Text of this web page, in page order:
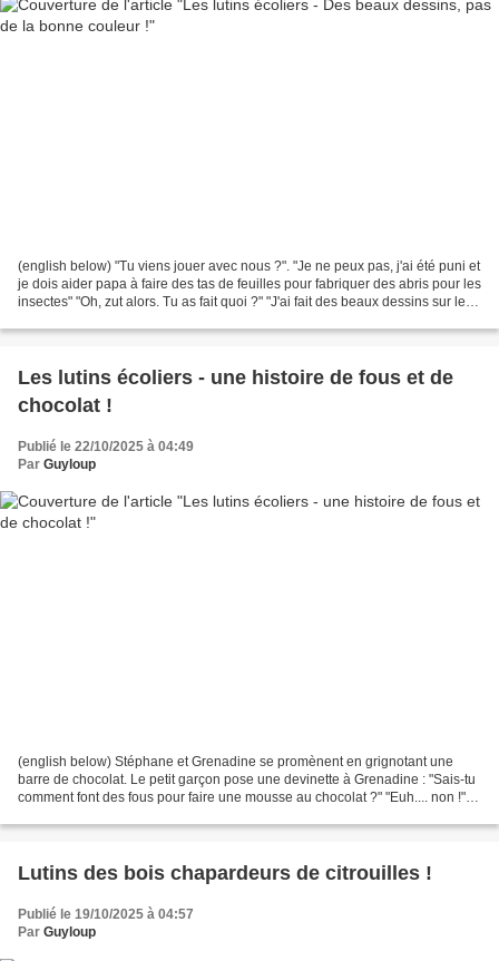
(english below) "Tu viens jouer avec nous ?". "Je ne peux pas, j'ai été puni et
je dois aider papa à faire des tas de feuilles pour fabriquer des abris pour les
insectes" "Oh, zut alors. Tu as fait quoi ?" "J'ai fait des beaux dessins sur les
Les lutins écoliers - une histoire de fous et de
chocolat !
Publié le 22/10/2025 à 04:49
Par Guyloup
(english below) Stéphane et Grenadine se promènent en grignotant une
barre de chocolat. Le petit garçon pose une devinette à Grenadine : "Sais-tu
comment font des fous pour faire une mousse au chocolat ?" "Euh.... non !".
Lutins des bois chapardeurs de citrouilles !
Publié le 19/10/2025 à 04:57
Par Guyloup